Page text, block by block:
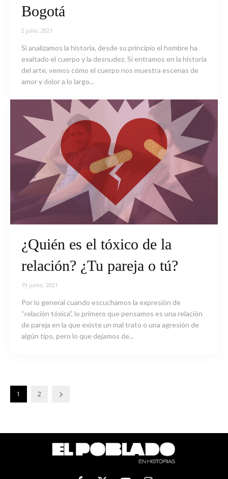
Bogotá
2 julio, 2021
Si analizamos la historia, desde su principio el hombre ha
exaltado el cuerpo y la desnudez. Si entramos en la historia
del arte, vemos cómo el cuerpo nos muestra escenas de
amor y dolor a lo largo...
¿Quién es el tóxico de la
relación? ¿Tu pareja o tú?
19 junio, 2021
Por lo general cuando escuchamos la expresión de
“relación tóxica”, lo primero que pensamos es una relación
de pareja en la que existe un mal trato o una agresión de
algún tipo, pero lo que dejamos de...
1 2